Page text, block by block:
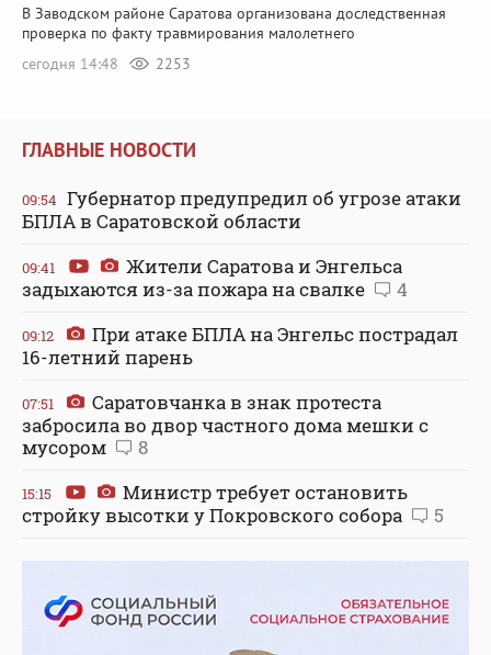
В Заводском районе Саратова организована доследственная
проверка по факту травмирования малолетнего
сегодня 14:48
2253
ГЛАВНЫЕ НОВОСТИ
09:54 Губернатор предупредил об угрозе атаки
БПЛА в Саратовской области
09:41
Жители Саратова и Энгельса
задыхаются из-за пожара на свалке
4
09:12
При атаке БПЛА на Энгельс пострадал
16-летний парень
07:51
Саратовчанка в знак протеста
забросила во двор частного дома мешки с
мусором
8
15:15
Министр требует остановить
стройку высотки у Покровского собора
5